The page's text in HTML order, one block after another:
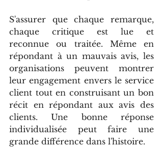
S'assurer que chaque remarque,
chaque critique est lue et
reconnue ou traitée. Même en
répondant à un mauvais avis, les
organisations peuvent montrer
leur engagement envers le service
client tout en construisant un bon
récit en répondant aux avis des
clients. Une bonne réponse
individualisée peut faire une
grande différence dans l'histoire.